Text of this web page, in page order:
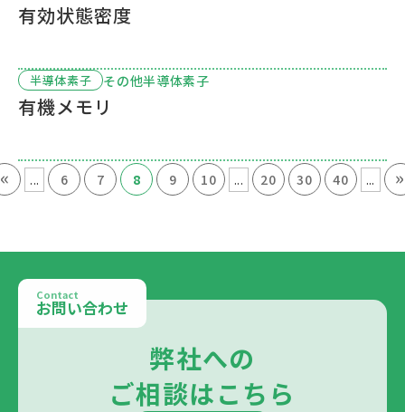
有効状態密度
半導体素子 その他半導体素子
有機メモリ
« ... 6 7 8 9 10 ... 20 30 40 ... »
Contact
お問い合わせ
弊社への
ご相談はこちら